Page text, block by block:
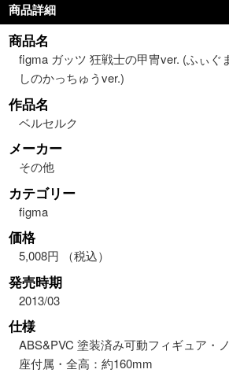
商品詳細
商品名
figma ガッツ 狂戦士の甲冑ver. (ふぃぐ
しのかっちゅうver.)
作品名
ベルセルク
メーカー
その他
カテゴリー
figma
価格
5,008円 （税込）
発売時期
2013/03
仕様
ABS&PVC 塗装済み可動フィギュア・
座付属・全高：約160mm